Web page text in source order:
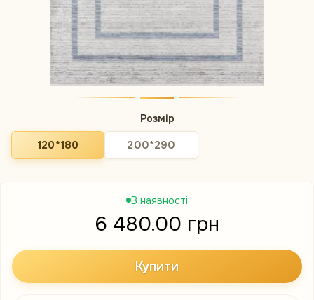
Розмір
120*180 200*290
В наявності
6 480.00 грн
Купити